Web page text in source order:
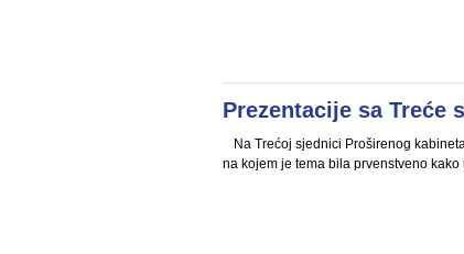
Prezentacije sa Treće
Na Trećoj sjednici Proširenog
na kojem je tema bila prvenstveno